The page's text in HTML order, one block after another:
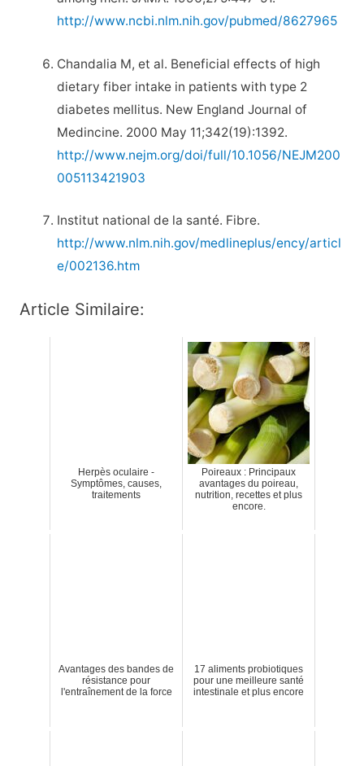
http://www.ncbi.nlm.nih.gov/pubmed/8627965
Chandalia M, et al. Beneficial effects of high
dietary fiber intake in patients with type 2
diabetes mellitus. New England Journal of
Medincine. 2000 May 11;342(19):1392.
http://www.nejm.org/doi/full/10.1056/NEJM200
005113421903
Institut national de la santé. Fibre.
http://www.nlm.nih.gov/medlineplus/ency/articl
e/002136.htm
Article Similaire:
Herpès oculaire -
Symptômes, causes,
traitements
Poireaux : Principaux
avantages du poireau,
nutrition, recettes et plus
encore.
Avantages des bandes de
résistance pour
l'entraînement de la force
17 aliments probiotiques
pour une meilleure santé
intestinale et plus encore